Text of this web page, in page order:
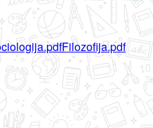
Filozofija.pdf